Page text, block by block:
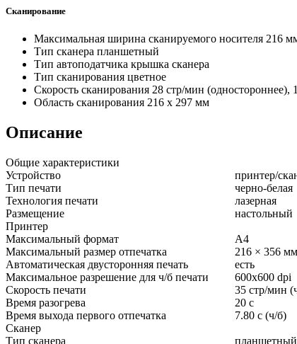
Сканирование
Максимальная ширина сканируемого носителя 216
Тип сканера планшетный
Тип автоподатчика крышка сканера
Тип сканирования цветное
Скорость сканирования 28 стр/мин (одностороннее),
Область сканирования 216 x 297 мм
Описание
Общие характеристики
Устройство
принтер/
Тип печати
черно-белая
Технология печати
лазерная
Размещение
настольный
Принтер
Максимальный формат
A4
Максимальный размер отпечатка
216 × 356 мм
Автоматическая двусторонняя печать
есть
Максимальное разрешение для ч/б печати
600x600 dpi
Скорость печати
35 стр/мин
Время разогрева
20 с
Время выхода первого отпечатка
7.80 c (ч/б)
Сканер
Тип сканера
планшетный